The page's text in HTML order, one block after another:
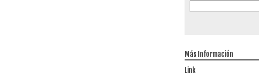
Más Información
Link